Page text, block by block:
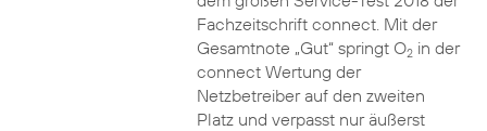
Fachzeitschrift connect. Mit der
Gesamtnote „Gut“ springt O2in der
connect Wertung der
Netzbetreiber auf den zweiten
Platz und verpasst nur äußerst